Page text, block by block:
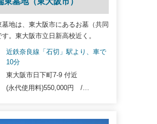
墓地は、東大阪市にあるお墓（共同
。東大阪市立日新高校近く。
近鉄奈良線「石切」駅より、車で
10分
東大阪市日下町7-9 付近
(永代使用料)550,000円 /…